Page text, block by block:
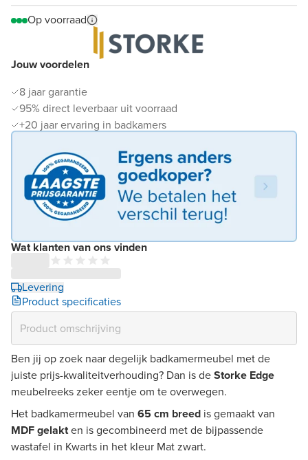
Jouw voordelen
8 jaar garantie
95% direct leverbaar uit voorraad
+20 jaar ervaring in badkamers
Wat klanten van ons vinden
Levering
Product specificaties
Op voorraad
Ben jij op zoek naar degelijk badkamermeubel met de
juiste prijs-kwaliteitverhouding? Dan is deStorke Edge
meubelreeks zeker eentje om te overwegen.
Het badkamermeubel van 65 cm breed is gemaakt van
MDF gelakten is gecombineerd met de bijpassende
wastafel in Kwarts in het kleur Mat zwart.